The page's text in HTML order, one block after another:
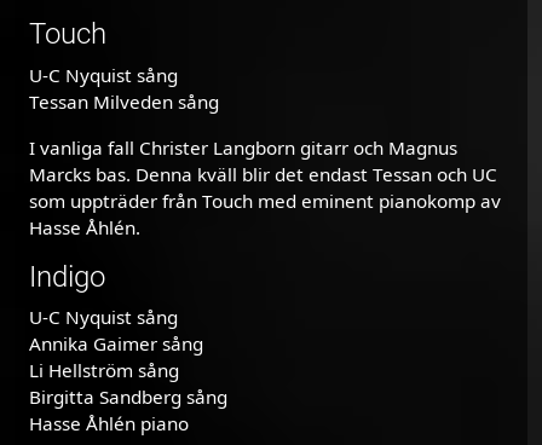
Touch
U-C Nyquist sång
Tessan Milveden sång
I vanliga fall Christer Langborn gitarr och Magnus
Marcks bas. Denna kväll blir det endast Tessan och UC
som uppträder från Touch med eminent pianokomp av
Hasse Åhlén.
Indigo
U-C Nyquist sång
Annika Gaimer sång
Li Hellström sång
Birgitta Sandberg sång
Hasse Åhlén piano